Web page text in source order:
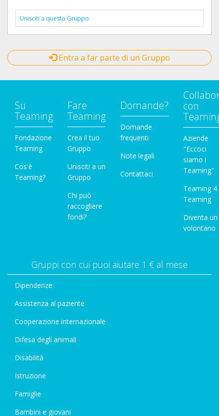
Unisciti a questo Gruppo
Entra a far parte di un Gruppo
Su
Teaming
Fondazione
Teaming
Cos'è
Teaming?
Fare
Teaming
Crea il tuo
Gruppo
Unisciti a un
Gruppo
Chi può
raccogliere
fondi?
Domande?
Domande
frequenti
Note legali
Contattaci
con
Aziende
"Eccoci
siamo i
Teaming"
Teaming 4
Teaming
Diventa un
volontario
Gruppi con cui puoi aiutare 1 € al mese
Dipendenze
Assistenza al paziente
Cooperazione internazionale
Difesa degli animali
Disabilità
Istruzione
Famiglie
Bambini e giovani